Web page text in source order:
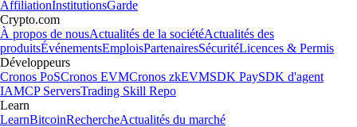
AffiliationInstitutionsGarde
Crypto.com
À propos de nousActualités de la sociétéActualités des
produitsÉvénementsEmploisPartenairesSécuritéLicences & Permis
Développeurs
Cronos PoSCronos EVMCronos zkEVMSDK PaySDK d'agent
IAMCP ServersTrading Skill Repo
Learn
LearnBitcoinRechercheActualités du marché